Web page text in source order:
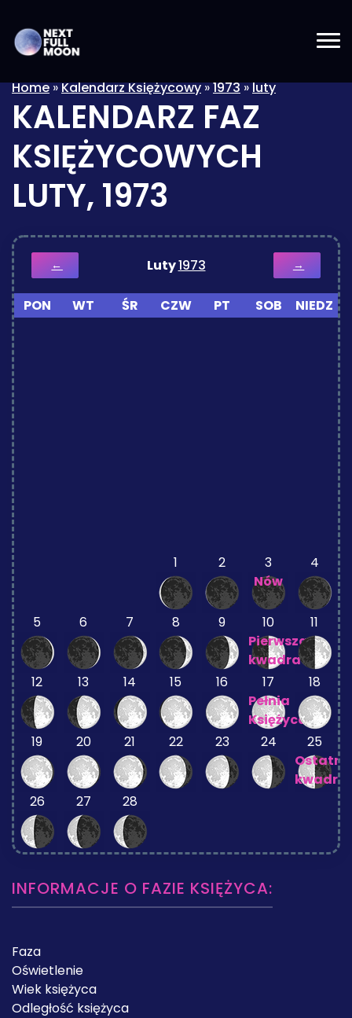
Home»Kalendarz Księżycowy»1973»luty
KALENDARZ FAZ
KSIĘŻYCOWYCH
LUTY, 1973
← Luty1973 →
PON WT ŚR CZW PT SOB NIEDZ
1 2
3
Nów
4
5 6 7 8 9
10
Pierwsza
kwadra
11
12 13 14 15 16
17
Pełnia
Księżyca
18
19 20 21 22 23 24
25
kwadra
26
27 28
INFORMACJE O FAZIE KSIĘŻYCA:
Faza
Oświetlenie
Wiek księżyca
Odległość księżyca